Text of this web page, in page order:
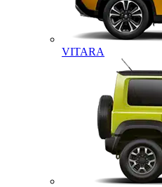
VITARA